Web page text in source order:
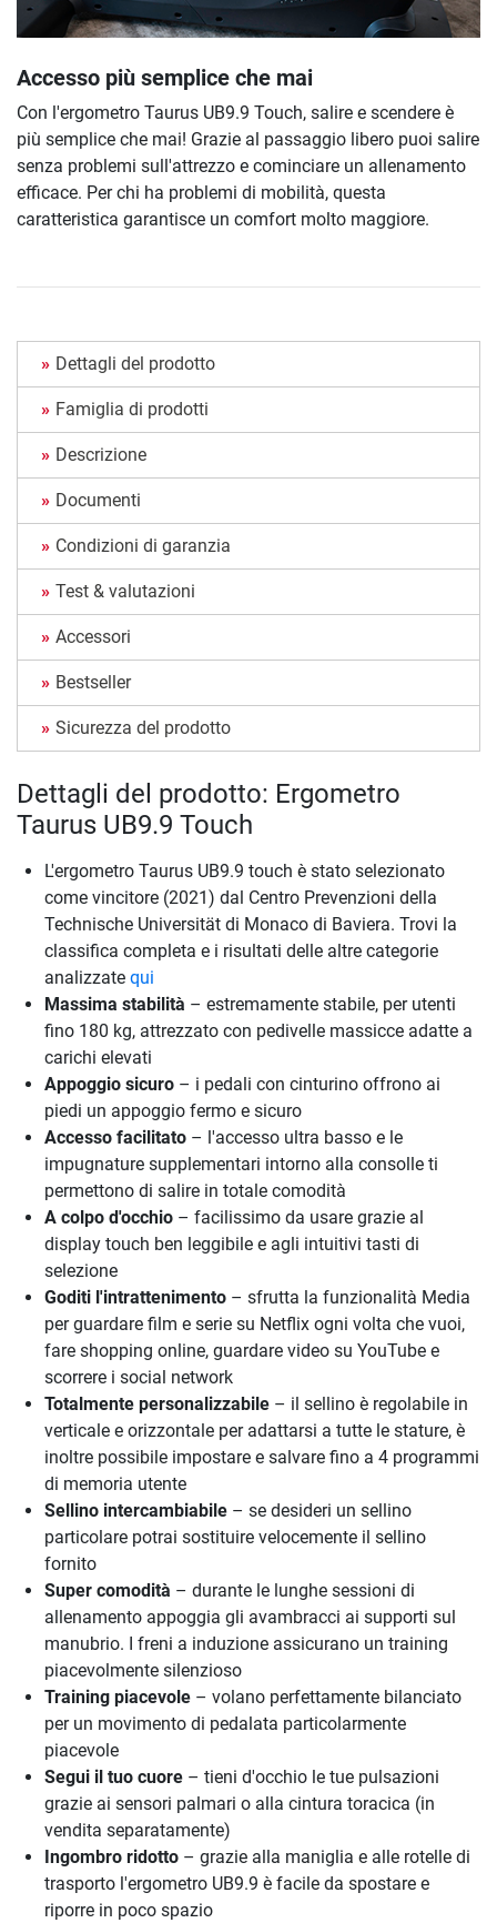
Accesso più semplice che mai
Con l'ergometro Taurus UB9.9 Touch, salire e scendere è
più semplice che mai! Grazie al passaggio libero puoi salire
senza problemi sull'attrezzo e cominciare un allenamento
efficace. Per chi ha problemi di mobilità, questa
caratteristica garantisce un comfort molto maggiore.
Dettagli del prodotto
Famiglia di prodotti
Descrizione
Documenti
Condizioni di garanzia
Test & valutazioni
Accessori
Bestseller
Sicurezza del prodotto
Dettagli del prodotto: Ergometro
Taurus UB9.9 Touch
L'ergometro Taurus UB9.9 touch è stato selezionato
come vincitore (2021) dal Centro Prevenzioni della
Technische Universität di Monaco di Baviera. Trovi la
classifica completa e i risultati delle altre categorie
analizzate qui
Massima stabilità – estremamente stabile, per utenti
fino 180 kg, attrezzato con pedivelle massicce adatte a
carichi elevati
Appoggio sicuro – i pedali con cinturino offrono ai
piedi un appoggio fermo e sicuro
Accesso facilitato – l'accesso ultra basso e le
impugnature supplementari intorno alla consolle ti
permettono di salire in totale comodità
A colpo d'occhio – facilissimo da usare grazie al
display touch ben leggibile e agli intuitivi tasti di
selezione
Goditi l'intrattenimento – sfrutta la funzionalità Media
per guardare film e serie su Netflix ogni volta che vuoi,
fare shopping online, guardare video su YouTube e
scorrere i social network
Totalmente personalizzabile – il sellino è regolabile in
verticale e orizzontale per adattarsi a tutte le stature, è
inoltre possibile impostare e salvare fino a 4 programmi
di memoria utente
Sellino intercambiabile – se desideri un sellino
particolare potrai sostituire velocemente il sellino
fornito
Super comodità – durante le lunghe sessioni di
allenamento appoggia gli avambracci ai supporti sul
manubrio. I freni a induzione assicurano un training
piacevolmente silenzioso
Training piacevole – volano perfettamente bilanciato
per un movimento di pedalata particolarmente
piacevole
Segui il tuo cuore – tieni d'occhio le tue pulsazioni
grazie ai sensori palmari o alla cintura toracica (in
vendita separatamente)
Ingombro ridotto – grazie alla maniglia e alle rotelle di
trasporto l'ergometro UB9.9 è facile da spostare e
riporre in poco spazio